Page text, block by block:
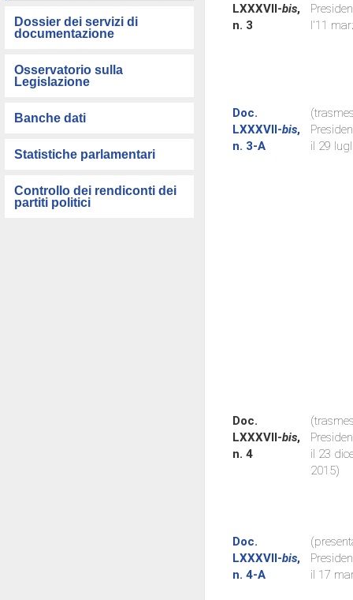
Dossier dei servizi di
documentazione
Osservatorio sulla
Legislazione
Banche dati
Statistiche parlamentari
Controllo dei rendiconti dei
partiti politici
LXXXVII-bis,
n. 3
l'11
Doc.
LXXXVII-bis,
n. 3-A
il 29
Doc.
LXXXVII-bis,
n. 4
il 23
2015)
Doc.
LXXXVII-bis,
n. 4-A
il 17